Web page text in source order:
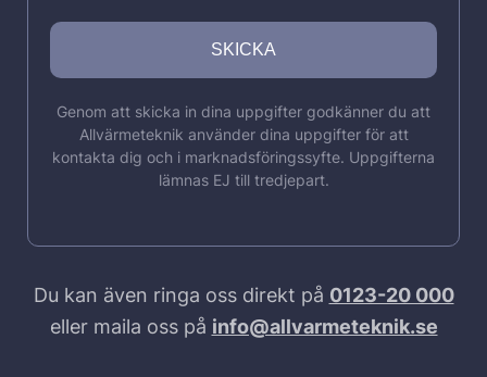
Genom att skicka in dina uppgifter godkänner du att
Allvärmeteknik använder dina uppgifter för att
kontakta dig och i marknadsföringssyfte. Uppgifterna
lämnas EJ till tredjepart.
Du kan även ringa oss direkt på 0123-20 000
eller maila oss på info@allvarmeteknik.se